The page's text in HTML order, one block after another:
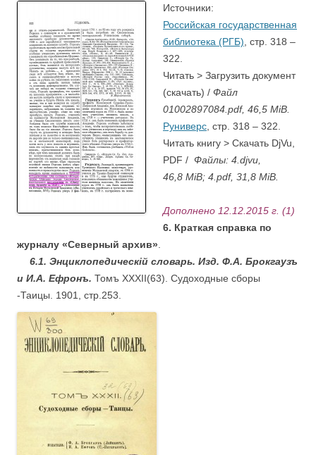
Источники:
Российская государственная
библиотека (РГБ) , стр. 318 –
322.
Читать > Загрузить документ
(скачать) / Файл
01002897084.pdf, 46,5 MiB.
Руниверс , стр. 318 – 322.
Читать книгу > Скачать DjVu,
PDF / Файлы: 4.djvu,
46,8 MiB; 4.pdf, 31,8 MiB.
Дополнено 12.12.2015 г. (1)
6. Краткая справка по
журналу «Северный архив»
6.1. Энциклопедическiй словарь. Изд. Ф.А. Брокгаузъ
и И.А. Ефронъ. Томъ XXXII(63). Судоходные сборы
-Таицы. 1901, стр.253.